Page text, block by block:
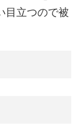
目立つので被